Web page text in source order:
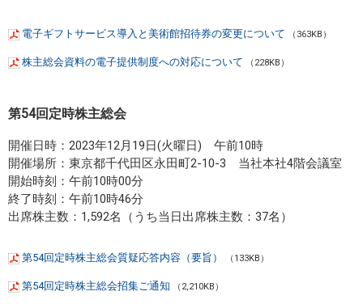
電子ギフトサービス導入と美術館招待券の変更について （363KB）
株主総会資料の電子提供制度への対応について （228KB）
第54回定時株主総会
開催日時：2023年12月19日(火曜日) 午前10時
開催場所：東京都千代田区永田町2-10-3 当社本社4階会議室
開始時刻：午前10時00分
終了時刻：午前10時46分
出席株主数：1,592名（うち当日出席株主数：37名）
第54回定時株主総会質疑応答内容（要旨） （133KB）
第54回定時株主総会招集ご通知 （2,210KB）